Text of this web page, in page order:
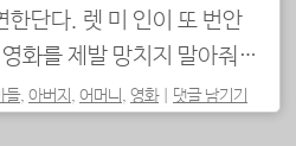
한단다. 렛 미 인이 또 번안
화를 제발 망치지 말아줘…
들, 아버지 , 어머니, 영화 댓글 남기기